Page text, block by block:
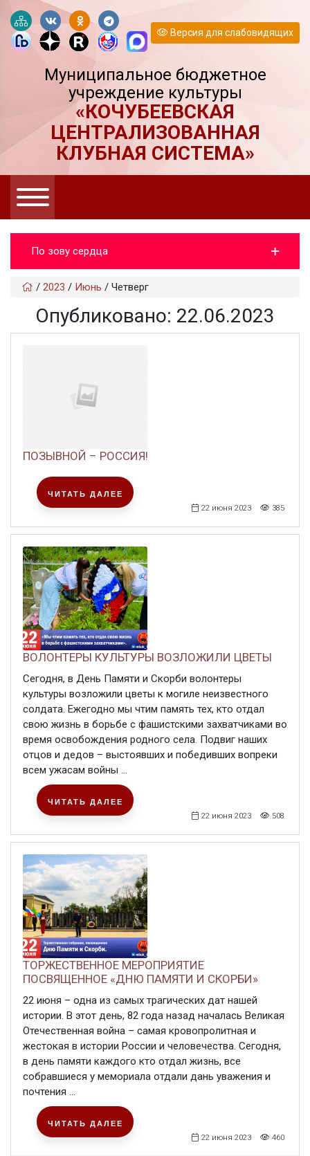
Версия для слабовидящих
Муниципальное бюджетное
учреждение культуры
«КОЧУБЕЕВСКАЯ
ЦЕНТРАЛИЗОВАННАЯ
КЛУБНАЯ СИСТЕМА»
По зову сердца
/ 2023 / Июнь / Четверг
Опубликовано: 22.06.2023
ПОЗЫВНОЙ – РОССИЯ!
22 июня 2023 385
ЧИТАТЬ ДАЛЕЕ
ВОЛОНТЕРЫ КУЛЬТУРЫ ВОЗЛОЖИЛИ ЦВЕТЫ
Сегодня, в День Памяти и Скорби волонтеры
культуры возложили цветы к могиле неизвестного
солдата. Ежегодно мы чтим память тех, кто отдал
свою жизнь в борьбе с фашистскими захватчиками во
время освобождения родного села. Подвиг наших
отцов и дедов – выстоявших и победивших вопреки
всем ужасам войны ...
22 июня 2023 508
ЧИТАТЬ ДАЛЕЕ
ТОРЖЕСТВЕННОЕ МЕРОПРИЯТИЕ
ПОСВЯЩЕННОЕ «ДНЮ ПАМЯТИ И СКОРБИ»
22 июня – одна из самых трагических дат нашей
истории. В этот день, 82 года назад началась Великая
Отечественная война – самая кровопролитная и
жестокая в истории России и человечества. Сегодня,
в день памяти каждого кто отдал жизнь, все
собравшиеся у мемориала отдали дань уважения и
почтения ...
22 июня 2023 460
ЧИТАТЬ ДАЛЕЕ